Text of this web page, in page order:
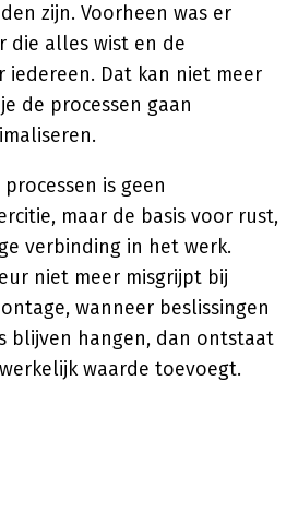
zijn. Voorheen was er
die alles wist en de
iedereen. Dat kan niet meer
de processen gaan
is geen
maar de basis voor rust,
verbinding in het werk.
niet meer misgrijpt bij
wanneer beslissingen
blijven hangen, dan ontstaat
waarde toevoegt.